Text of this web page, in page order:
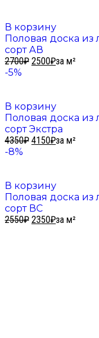
В корзину
Половая доска
сорт АВ
2700₽ 2500₽за м²
-5%
В корзину
Половая доска
сорт Экстра
4350₽ 4150₽за м²
-8%
В корзину
Половая доска из
сорт ВС
2550₽ 2350₽за м²